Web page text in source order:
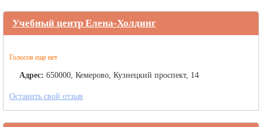
Учебный центр Елена-Холдинг
Голосов еще нет
Адрес: 650000, Кемерово, Кузнецкий проспект, 14
Оставить свой отзыв